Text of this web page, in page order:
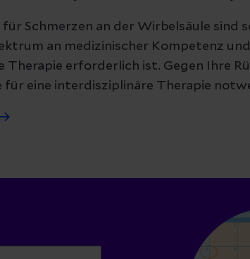
für Schmerzen an der Wirbelsäule sind
an medizinischer Kompetenz
Therapie erforderlich ist. Gegen Ihre
für eine interdisziplinäre Therapie